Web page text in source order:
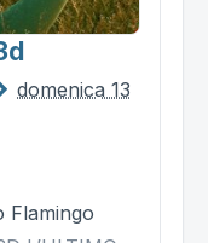
domenica 13
Flamingo